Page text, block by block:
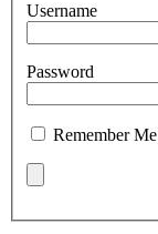
Username
Password
Remember Me